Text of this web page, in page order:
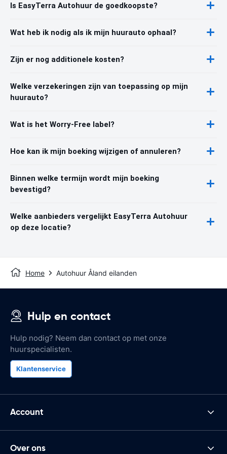
Is EasyTerra Autohuur de goedkoopste?
Wat heb ik nodig als ik mijn huurauto ophaal?
Zijn er nog additionele kosten?
Welke verzekeringen zijn van toepassing op mijn
huurauto?
Wat is het Worry-Free label?
Hoe kan ik mijn boeking wijzigen of annuleren?
Binnen welke termijn wordt mijn boeking
bevestigd?
Welke aanbieders vergelijkt EasyTerra Autohuur
op deze locatie?
Home Autohuur Åland eilanden
Hulp en contact
Hulp nodig? Neem dan contact op met onze
huurspecialisten.
Klantenservice
Account
Over ons